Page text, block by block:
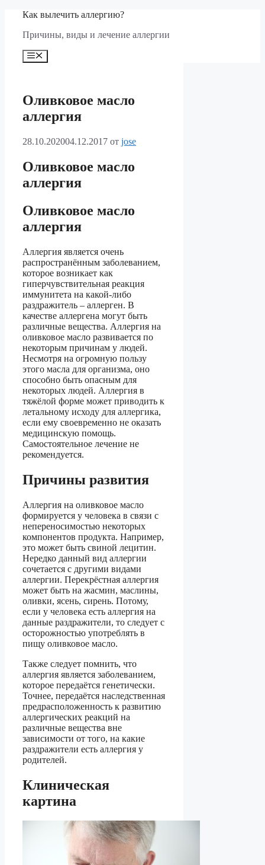
Перейти
содержимому
Как вылечить аллергию?
Причины, виды и лечение аллергии
Меню
Оливковое масло
аллергия
28.10.202004.12.2017 от jose
Оливковое масло
аллергия
Оливковое масло
аллергия
Аллергия является очень
распространённым заболеванием,
которое возникает как
гиперчувствительная реакция
иммунитета на какой-либо
раздражитель – аллерген. В
качестве аллергена могут быть
различные вещества. Аллергия на
оливковое масло развивается по
некоторым причинам у людей.
Несмотря на огромную пользу
этого масла для организма, оно
способно быть опасным для
некоторых людей. Аллергия в
тяжёлой форме может приводить к
летальному исходу для аллергика,
если ему своевременно не оказать
медицинскую помощь.
Самостоятельное лечение не
рекомендуется.
Причины развития
Аллергия на оливковое масло
формируется у человека в связи с
непереносимостью некоторых
компонентов продукта. Например,
это может быть свиной лецитин.
Нередко данный вид аллергии
сочетается с другими видами
аллергии. Перекрёстная аллергия
может быть на жасмин, маслины,
оливки, ясень, сирень. Потому,
если у человека есть аллергия на
данные раздражители, то следует с
осторожностью употреблять в
пищу оливковое масло.
Также следует помнить, что
аллергия является заболеванием,
которое передаётся генетически.
Точнее, передаётся наследственная
предрасположенность к развитию
аллергических реакций на
различные вещества вне
зависимости от того, на какие
раздражители есть аллергия у
родителей.
Клиническая
картина